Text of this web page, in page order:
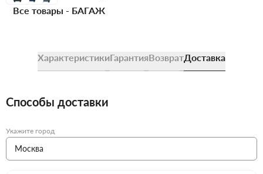
Все товары - БАГАЖ
ХарактеристикиГарантияВозвратДоставка
Способы доставки
Укажите город